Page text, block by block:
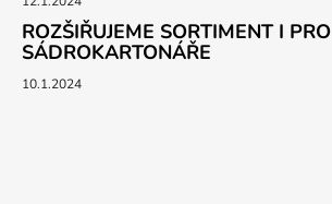
ROZŠIŘUJEME SORTIMENT I PRO
SÁDROKARTONÁŘE
10.1.2024